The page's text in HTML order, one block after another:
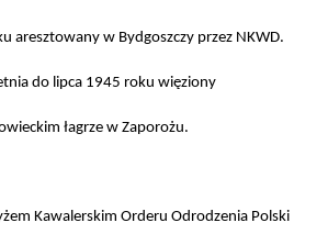
aresztowany w Bydgoszczy przez NKWD.
do lipca 1945 roku więziony
łagrze w Zaporożu.
Kawalerskim Orderu Odrodzenia Polski